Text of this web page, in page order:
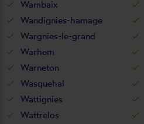
Wambaix
Wandignies-hamage
Wargnies-le-grand
Warhem
Warneton
Wasquehal
Wattignies
Wattrelos